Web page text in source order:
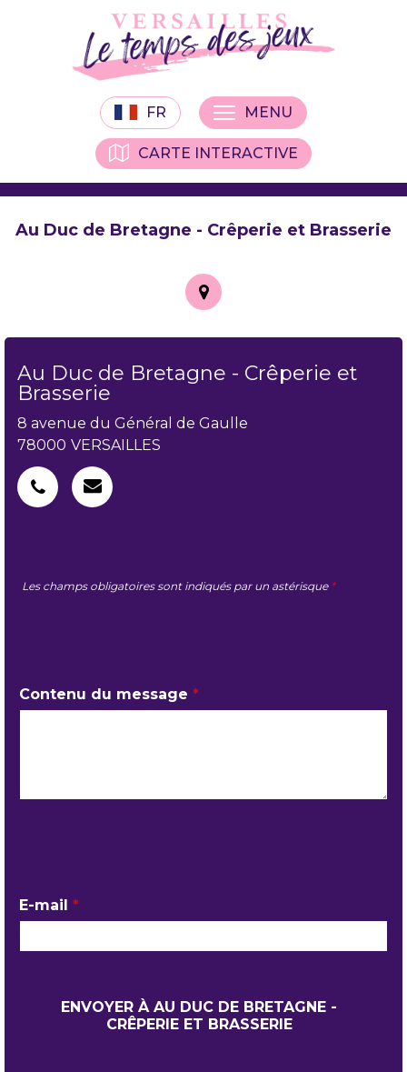
FR
CARTE INTERACTIVE
MENU
Au Duc de Bretagne - Crêperie et Brasserie
Au Duc de Bretagne - Crêperie et
Brasserie
8 avenue du Général de Gaulle
78000 VERSAILLES
Les champs obligatoires sont indiqués par un astérisque *
Contenu du message *
E-mail *